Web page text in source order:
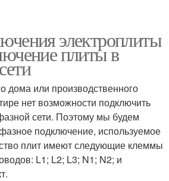
электроплиты
плиты в
дома или производственного
нет возможности подключить
сети. Поэтому мы будем
подключение, используемое
плит имеют следующие клеммы
L1; L2; L3; N1; N2; и